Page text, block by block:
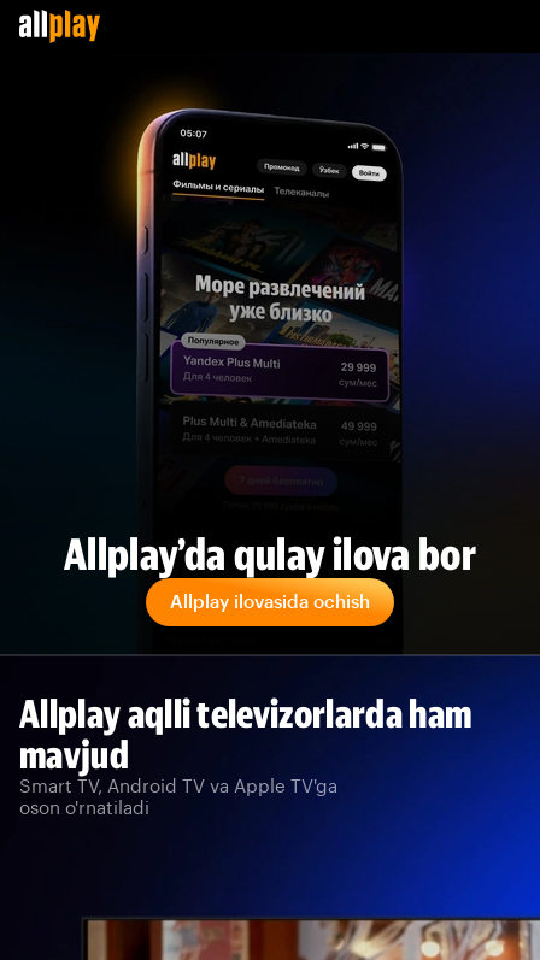
Allplay’da qulay ilova bor
Allplay ilovasida ochish
Allplay aqlli televizorlarda ham
mavjud
Smart TV, Android TV va Apple TV'ga
oson o'rnatiladi